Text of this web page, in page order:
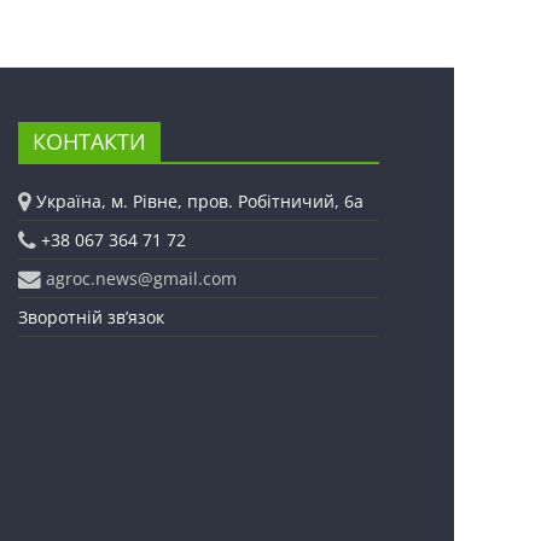
КОНТАКТИ
Україна, м. Рівне, пров. Робітничий, 6а
+38 067 364 71 72
agroc.news@gmail.com
Зворотній зв’язок